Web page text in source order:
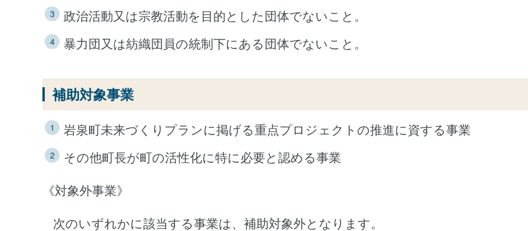
政治活動又は宗教活動を目的とした団体でないこと。
暴力団又は紡織団員の統制下にある団体でないこと。
補助対象事業
岩泉町未来づくりプランに掲げる重点プロジェクトの推進に資する事業
その他町長が町の活性化に特に必要と認める事業
《対象外事業》
次のいずれかに該当する事業は、補助対象外となります。